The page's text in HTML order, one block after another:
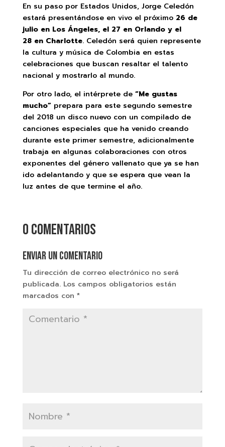
En su paso por Estados Unidos, Jorge Celedón
estará presentándose en vivo el próximo 26 de
julio en Los Ángeles, el 27 en Orlando y el
28 en Charlotte. Celedón será quien represente
la cultura y música de Colombia en estas
celebraciones que buscan resaltar el talento
nacional y mostrarlo al mundo.
Por otro lado, el intérprete de “Me gustas
mucho” prepara para este segundo semestre
del 2018 un disco nuevo con un compilado de
canciones especiales que ha venido creando
durante este primer semestre, adicionalmente
trabaja en algunas colaboraciones con otros
exponentes del género vallenato que ya se han
ido adelantando y que se espera que vean la
luz antes de que termine el año.
0 comentarios
Enviar un comentario
Tu dirección de correo electrónico no será
publicada. Los campos obligatorios están
marcados con *